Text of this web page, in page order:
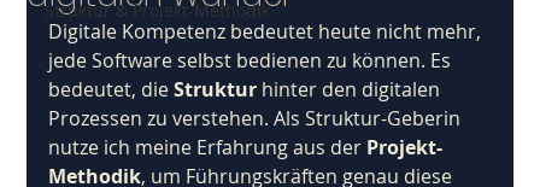
Struktur & Projekt-Methodik
Digitale Kompetenz bedeutet heute nicht mehr,
jede Software selbst bedienen zu können. Es
bedeutet, die Struktur hinter den digitalen
Prozessen zu verstehen. Als Struktur-Geberin
nutze ich meine Erfahrung aus der Projekt-
Methodik, um Führungskräften genau diese